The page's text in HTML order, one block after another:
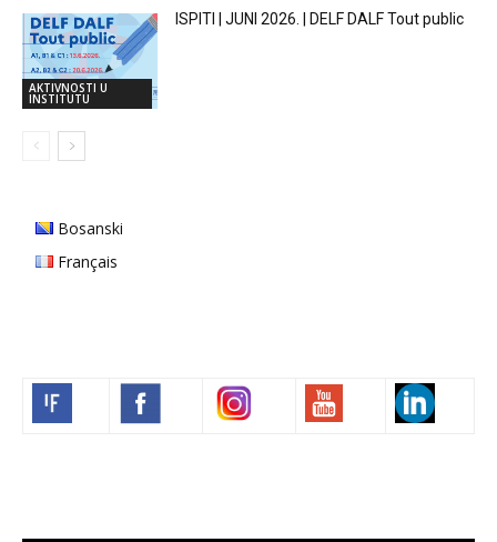
AKTIVNOSTI U
INSTITUTU
ISPITI | JUNI 2026. | DELF DALF Tout public
Bosanski
Français